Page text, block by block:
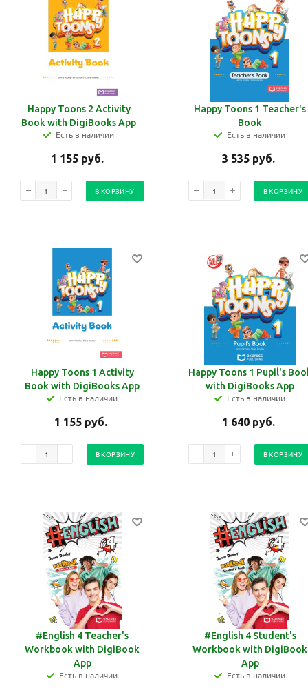
Happy Toons 2 Activity
Book with DigiBooks App
Есть в наличии
1 155 руб.
В КОРЗИНУ
Happy Toons 1 Teacher's
Book
Есть в наличии
3 535 руб.
В КОРЗИНУ
Happy Toons 1 Activity
Book with DigiBooks App
Есть в наличии
1 155 руб.
В КОРЗИНУ
Happy Toons 1 Pupil's
with DigiBooks App
Есть в наличии
1 640 руб.
В КОРЗИНУ
#English 4 Teacher's
Workbook with DigiBook
App
Есть в наличии
#English 4 Student's
Workbook with DigiBook
App
Есть в наличии
Ваш E-mail:
Ваш E-mail: